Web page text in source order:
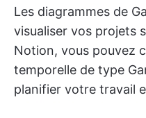
Les diagrammes de
visualiser vos projets
Notion, vous pouvez
temporelle de type
planifier votre travail